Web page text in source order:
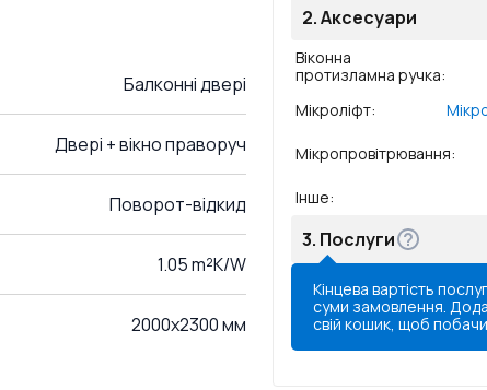
Балконні двері
Двері + вікно праворуч
Поворот-відкид
1.05 m²K/W
2000x2300 мм
2.Аксесуари
Віконна
протизламна ручка:
Мікроліфт:
Мікропровітрювання:
Інше:
3. Послуги
Кінцева вартість
суми замовлення.
свій кошик, щоб